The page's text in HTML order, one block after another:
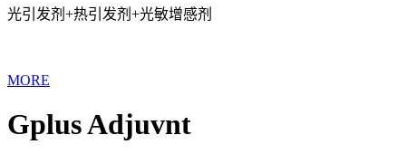
光引发剂+热引发剂+光敏增感剂
MORE
Gplus Adjuvnt